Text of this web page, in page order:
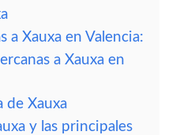
a Xauxa en Valencia:
a Xauxa en
de Xauxa
y las principales